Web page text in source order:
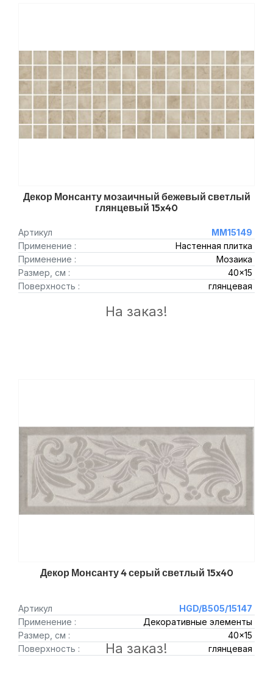
Декор Монсанту мозаичный бежевый светлый
глянцевый 15x40
Артикул
MM15149
Применение :
Настенная плитка
Применение :
Мозаика
Размер, см :
40x15
Поверхность :
глянцевая
На заказ!
Декор Монсанту 4 серый светлый 15x40
Артикул
HGD/B505/15147
Применение :
Декоративные элементы
Размер, см :
40x15
Поверхность :
глянцевая
На заказ!